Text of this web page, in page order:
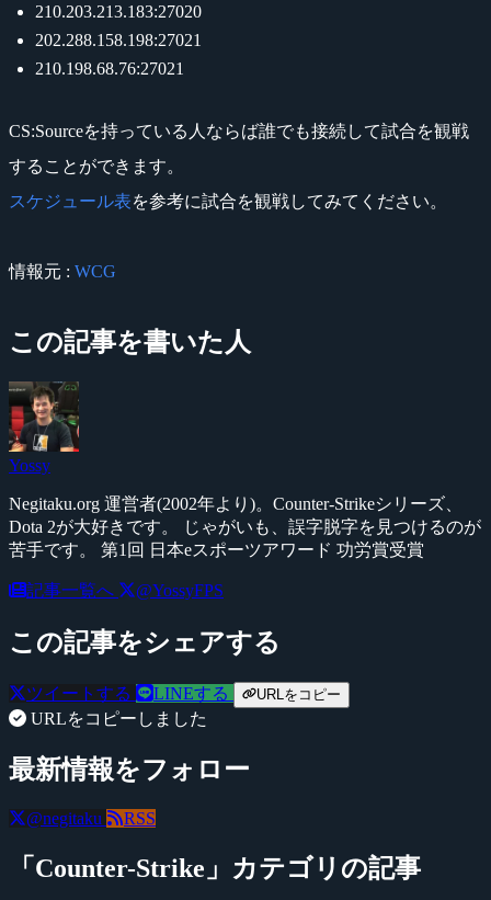
210.203.213.183:27020
202.288.158.198:27021
210.198.68.76:27021
CS:Sourceを持っている人ならば誰でも接続して試合を観戦
することができます。
スケジュール表を参考に試合を観戦してみてください。
情報元 : WCG
この記事を書いた人
Yossy
Negitaku.org 運営者(2002年より)。Counter-Strikeシリーズ、
Dota 2が大好きです。 じゃがいも、誤字脱字を見つけるのが
苦手です。 第1回 日本eスポーツアワード 功労賞受賞
記事一覧へ @YossyFPS
この記事をシェアする
ツイートする LINEする URLをコピー
URLをコピーしました
最新情報をフォロー
@negitaku RSS
「Counter-Strike」カテゴリの記事